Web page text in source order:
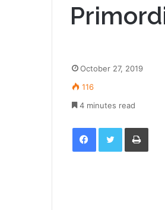
October 27, 2019
116
4 minutes read
Facebook Twitter Print